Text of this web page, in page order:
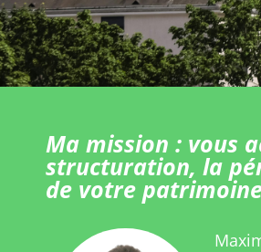
Ma mission : vous
structuration, la
de votre